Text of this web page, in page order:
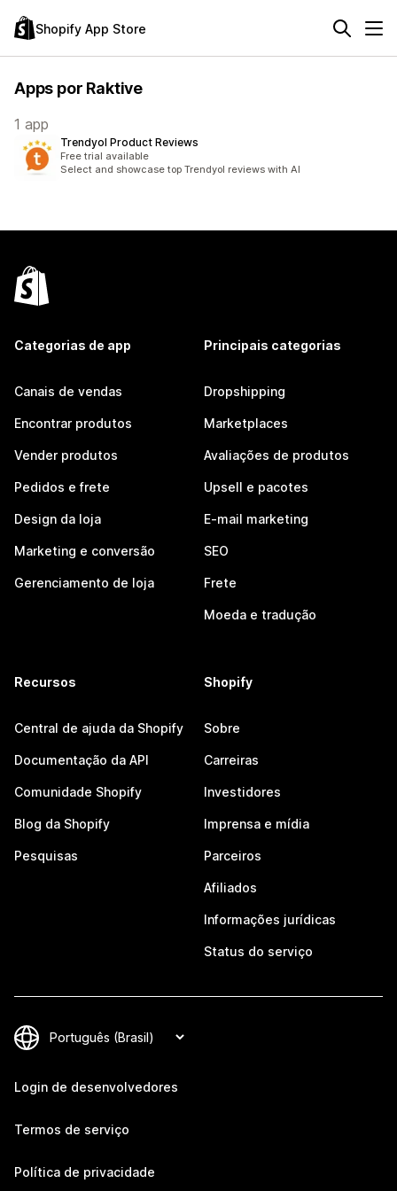
Shopify App Store
Apps por Raktive
1 app
Trendyol Product Reviews
Free trial available
Select and showcase top Trendyol reviews with AI
Categorias de app
Canais de vendas
Encontrar produtos
Vender produtos
Pedidos e frete
Design da loja
Marketing e conversão
Gerenciamento de loja
Principais categorias
Dropshipping
Marketplaces
Avaliações de produtos
Upsell e pacotes
E-mail marketing
SEO
Frete
Moeda e tradução
Recursos
Central de ajuda da Shopify
Documentação da API
Comunidade Shopify
Blog da Shopify
Pesquisas
Shopify
Sobre
Carreiras
Investidores
Imprensa e mídia
Parceiros
Afiliados
Informações jurídicas
Status do serviço
Login de desenvolvedores
Termos de serviço
Política de privacidade